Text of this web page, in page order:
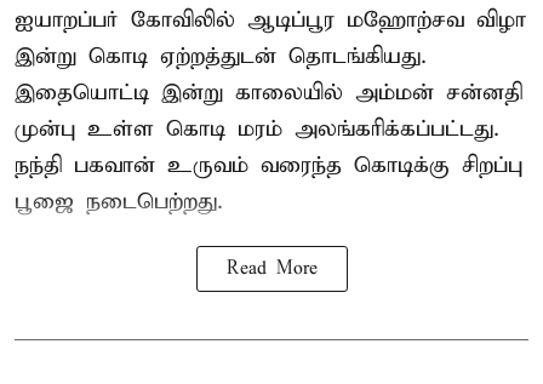
ஐயாறப்பர் கோவிலில் ஆடிப்பூர மஹோற்சவ விழா
இன்று கொடி ஏற்றத்துடன் தொடங்கியது.
இதையொட்டி இன்று காலையில் அம்மன் சன்னதி
முன்பு உள்ள கொடி மரம் அலங்கரிக்கப்பட்டது.
நந்தி பகவான் உருவம் வரைந்த கொடிக்கு சிறப்பு
பூஜை நடைபெற்றது.
Read More